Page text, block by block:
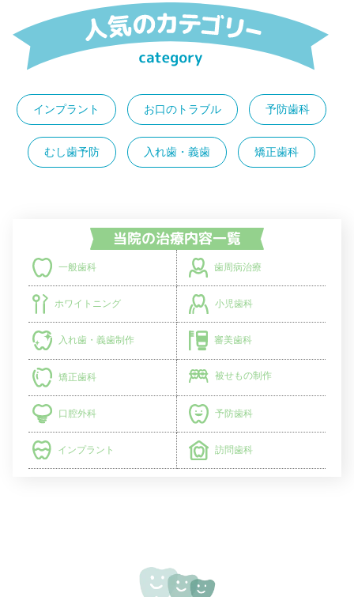
インプラント お口のトラブル 予防歯科
むし歯予防 入れ歯・義歯 矯正歯科
一般歯科 歯周病治療
ホワイトニング 小児歯科
入れ歯・義歯制作 審美歯科
矯正歯科 被せもの制作
口腔外科 予防歯科
インプラント 訪問歯科